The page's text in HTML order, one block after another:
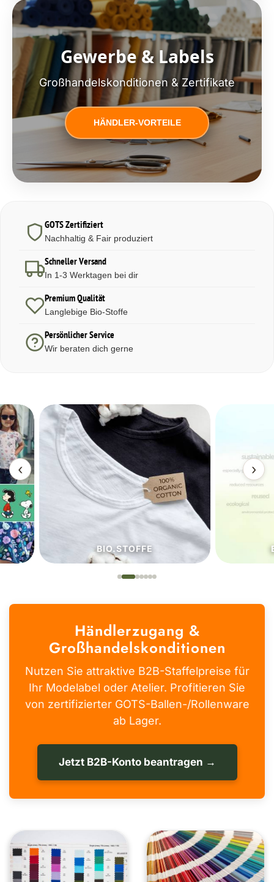
Gewerbe & Labels
Großhandelskonditionen & Zertifikate
HÄNDLER-VORTEILE
GOTS Zertifiziert
Nachhaltig & Fair produziert
Schneller Versand
In 1-3 Werktagen bei dir
Premium Qualität
Langlebige Bio-Stoffe
Persönlicher Service
Wir beraten dich gerne
‹
BIO.STOFFE
›
Händlerzugang &
Großhandelskonditionen
Nutzen Sie attraktive B2B-Staffelpreise für
Ihr Modelabel oder Atelier. Profitieren Sie
von zertifizierter GOTS-Ballen-/Rollenware
ab Lager.
Jetzt B2B-Konto beantragen →